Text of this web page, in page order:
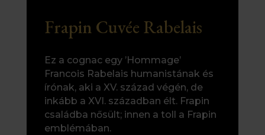
Frapin Cuvée Rabelais
Ez a cognac egy ’Hommage’
Francois Rabelais humanistának és
írónak, aki a XV. század végén, de
inkább a XVI. században élt. Frapin
családba nősült; innen a toll a Frapin
emblémában.